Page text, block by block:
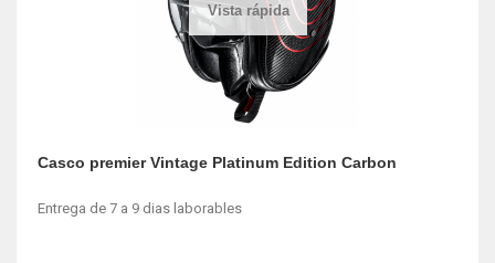
Vista rápida
Casco premier Vintage Platinum Edition Carbon
Entrega de 7 a 9 dias laborables